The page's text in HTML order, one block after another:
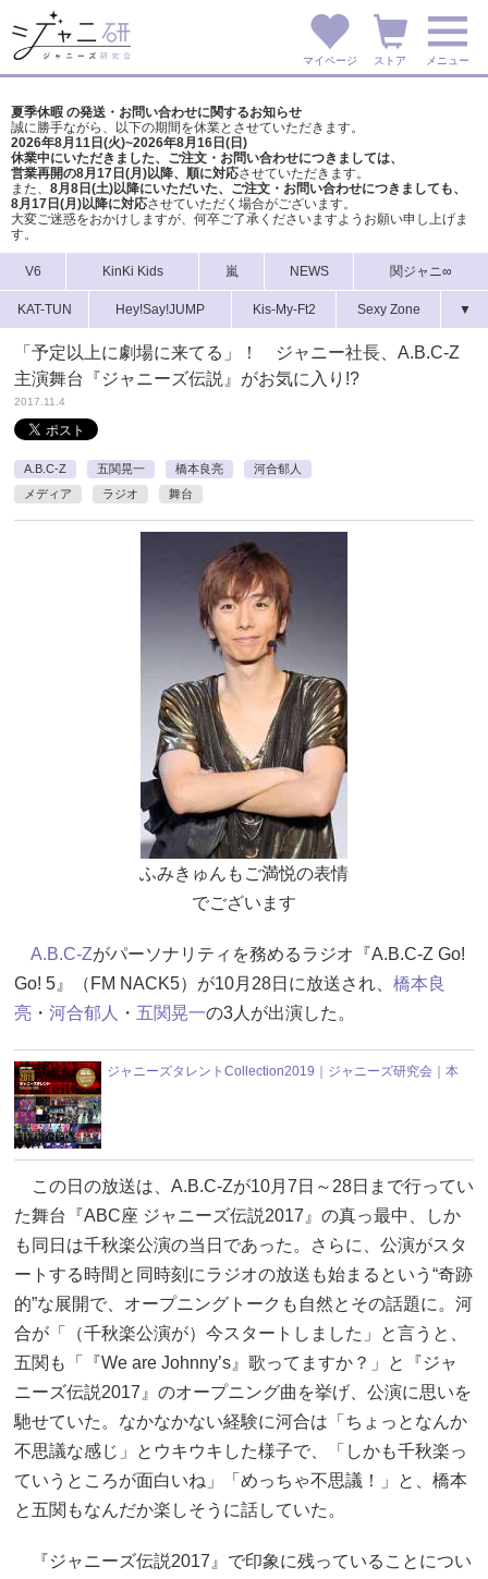
マイページ ストア メニュー
夏季休暇 の発送・お問い合わせに関するお知らせ
誠に勝手ながら、以下の期間を休業とさせていただきます。
2026年8月11日(火)~2026年8月16日(日)
休業中にいただきました、ご注文・お問い合わせにつきましては、
営業再開の8月17日(月)以降、順に対応させていただきます。
また、 8月8日(土)以降にいただいた、ご注文・ お問い合わせにつきましても、
8月17日(月)以降に対応させていただく場合がございます。
大変ご迷惑をおかけしますが、 何卒ご了承くださいますようお願い申し上げま
す。
V6 KinKi Kids 嵐 NEWS 関ジャニ∞
KAT-TUN Hey!Say!JUMP Kis-My-Ft2 Sexy Zone ▼
「予定以上に劇場に来てる」！ ジャニー社長、A.B.C-Z
主演舞台『ジャニーズ伝説』がお気に入り!?
2017.11.4
A.B.C-Z 五関晃一 橋本良亮
河合郁人
メディア
ラジオ 舞台
ふみきゅんもご満悦の表情
でございます
A.B.C-Zがパーソナリティを務めるラジオ『A.B.C-Z Go!
Go! 5』（FM NACK5）が10月28日に放送され、 橋本良
亮 ・ 河合郁人 ・ 五関晃一の3人が出演した。
ジャニーズタレントCollection2019｜ジャニーズ研究会｜本
この日の放送は、A.B.C-Zが10月7日～28日まで行ってい
た舞台『ABC座 ジャニーズ伝説2017』の真っ最中、しか
も同日は千秋楽公演の当日であった。さらに、公演がスタ
ートする時間と同時刻にラジオの放送も始まるという“奇跡
的”な展開で、オープニングトークも自然とその話題に。河
合が「（千秋楽公演が）今スタートしました」と言うと、
五関も「『We are Johnny’s』歌ってますか？」と『ジャ
ニーズ伝説2017』のオープニング曲を挙げ、公演に思いを
馳せていた。なかなかない経験に河合は「ちょっとなんか
不思議な感じ」とウキウキした様子で、「しかも千秋楽っ
ていうところが面白いね」「めっちゃ不思議！」と、橋本
と五関もなんだか楽しそうに話していた。
『ジャニーズ伝説2017』で印象に残っていることについ